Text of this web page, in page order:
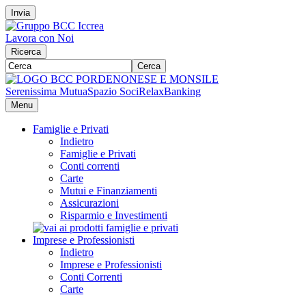
Invia
Lavora con Noi
Ricerca
Cerca
Serenissima MutuaSpazio SociRelaxBanking
Menu
Famiglie e Privati
Indietro
Famiglie e Privati
Conti correnti
Carte
Mutui e Finanziamenti
Assicurazioni
Risparmio e Investimenti
Imprese e Professionisti
Indietro
Imprese e Professionisti
Conti Correnti
Carte